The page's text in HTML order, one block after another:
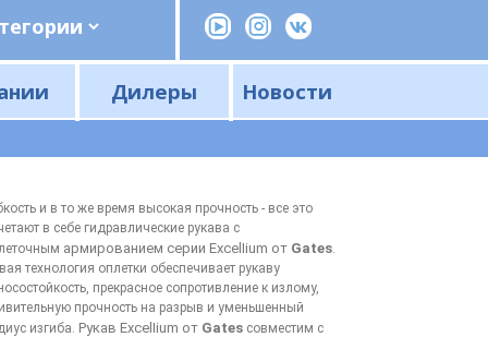
Дилеры Новости
и в то же время высокая прочность - все это
в себе гидравлические рукава с
армированием серии ExcelIium от Gates.
технология оплетки обеспечивает рукаву
прекрасное сопротивление к излому,
прочность на разрыв и уменьшенный
изгиба. Рукав ExcelIium от Gatesсовместим с